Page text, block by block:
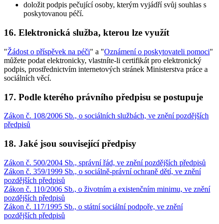
doložit podpis pečující osoby, kterým vyjádří svůj souhlas s
poskytovanou péčí.
16. Elektronická služba, kterou lze využít
"Žádost o příspěvek na péči" a "Oznámení o poskytovateli pomoci"
můžete podat elektronicky, vlastníte-li certifikát pro elektronický
podpis, prostřednictvím internetových stránek Ministerstva práce a
sociálních věcí.
17. Podle kterého právního předpisu se postupuje
Zákon č. 108/2006 Sb., o sociálních službách, ve znění pozdějších
předpisů
18. Jaké jsou související předpisy
Zákon č. 500/2004 Sb., správní řád, ve znění pozdějších předpisů
Zákon č. 359/1999 Sb., o sociálně-právní ochraně dětí, ve znění
pozdějších předpisů
Zákon č. 110/2006 Sb., o životním a existenčním minimu, ve znění
pozdějších předpisů
Zákon č. 117/1995 Sb., o státní sociální podpoře, ve znění
pozdějších předpisů